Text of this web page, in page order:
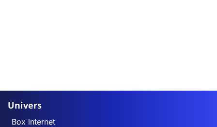
Univers
Box internet